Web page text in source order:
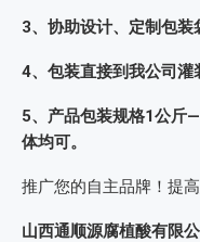
3、协助设计、定制包装
4、包装直接到我公司灌
5、产品包装规格1公斤
体均可。
推广您的自主品牌！提
山西通顺源腐植酸有限